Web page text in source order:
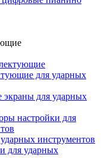
для ударных
экраны для ударных
настройки для
инструментов
для ударных